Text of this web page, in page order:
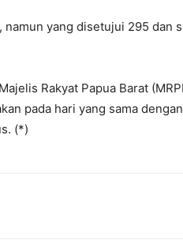
namun yang disetujui 295 dan
Rakyat Papua Barat
pada hari yang sama
(*)